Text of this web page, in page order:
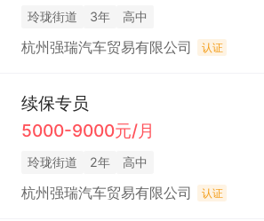
玲珑街道 3年 高中
杭州强瑞汽车贸易有限公司 认证
续保专员
5000-9000元/月
玲珑街道 2年 高中
杭州强瑞汽车贸易有限公司 认证